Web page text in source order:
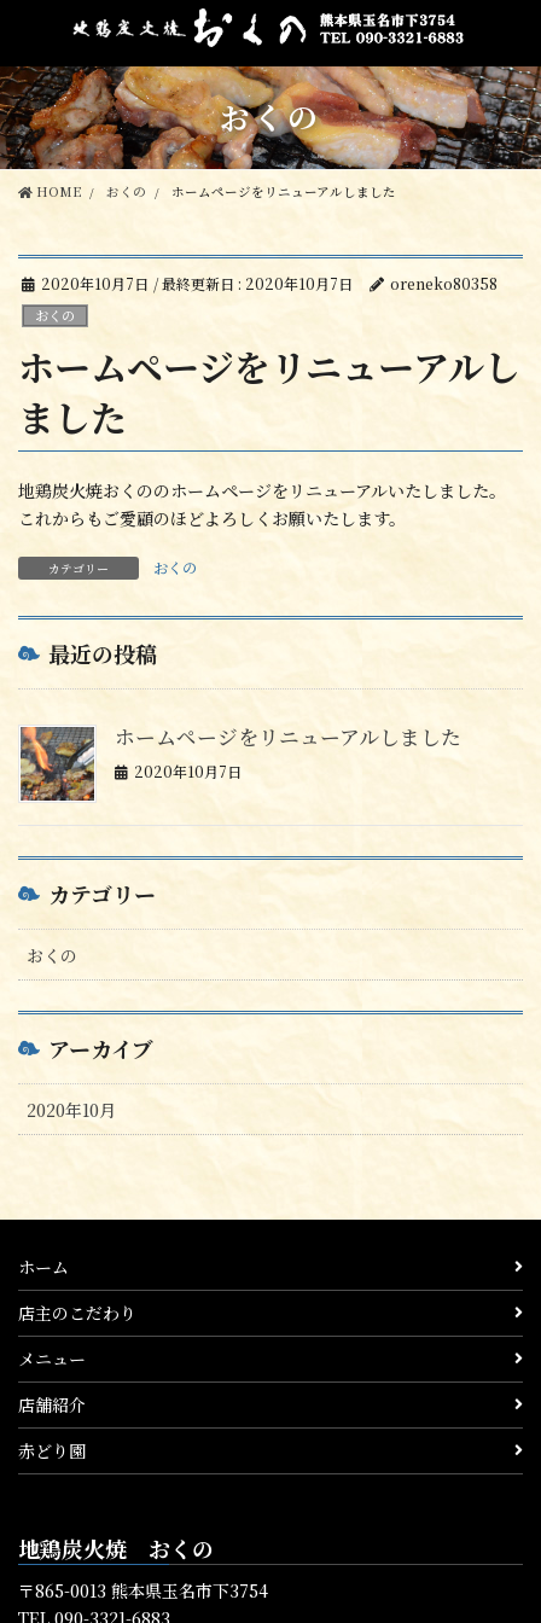
テ
ン
ツ
に
移
ゲ
ー
シ
ョ
ン
おくの
HOME おくの ホームページをリニューアルしました
2020年10月7日 / 最終更新日 : 2020年10月7日 oreneko80358
おくの
ホームページをリニューアルし
ました
地鶏炭火焼おくののホームページをリニューアルいたしました。
これからもご愛顧のほどよろしくお願いたします。
カテゴリー おくの
最近の投稿
ホームページをリニューアルしました
2020年10月7日
カテゴリー
おくの
アーカイブ
2020年10月
ホーム
店主のこだわり
メニュー
店舗紹介
赤どり園
地鶏炭火焼 おくの
〒865-0013 熊本県玉名市下3754